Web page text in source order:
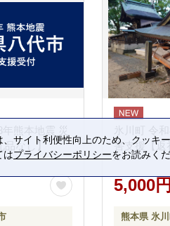
熊本地震 災
品なし】
氷川町 令
害支援【返
5,000円
熊本県 氷
、サイト利便性向上のため、クッキ
はプライバシーポリシーをお読みくだ